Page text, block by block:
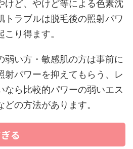
けど、やけど等による色素沈
トラブルは脱毛後の照射パワ
り得ます。
弱い方・敏感肌の方は事前に
射パワーを抑えてもらう、レ
なら比較的パワーの弱いエス
の方法があります。
る